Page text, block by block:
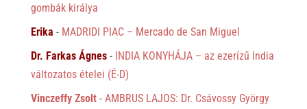
gombák királya
Erika - MADRIDI PIAC – Mercado de San Miguel
Dr. Farkas Ágnes- INDIA KONYHÁJA – az ezerízű India
változatos ételei (É-D)
Vinczeffy Zsolt- AMBRUS LAJOS: Dr. Csávossy György